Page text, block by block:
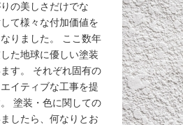
の美しさだけでな
て様々な付加価値を
りました。 ここ数年
た地球に優しい塗装
す。 それぞれ固有の
イティブな工事を提
塗装・色に関しての
したら、何なりとお